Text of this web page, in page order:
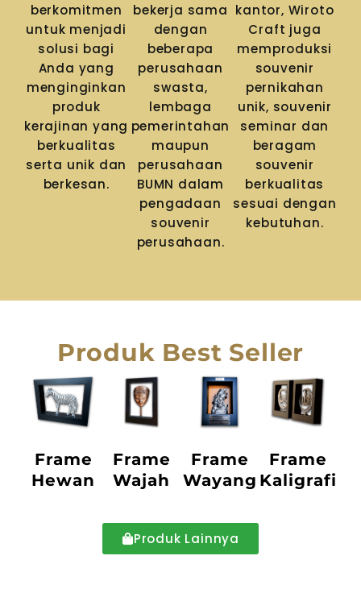
berkomitmen
untuk menjadi
solusi bagi
Anda yang
menginginkan
produk
kerajinan yang
berkualitas
serta unik dan
berkesan.
bekerja sama
dengan
beberapa
perusahaan
swasta,
lembaga
pemerintahan
maupun
perusahaan
BUMN dalam
pengadaan
souvenir
perusahaan.
kantor, Wiroto
Craft juga
memproduksi
souvenir
pernikahan
unik, souvenir
seminar dan
beragam
souvenir
berkualitas
sesuai dengan
kebutuhan.
Produk Best Seller
Frame
Hewan
Frame
Wajah
Frame
Wayang
Frame
Kaligrafi
Produk Lainnya